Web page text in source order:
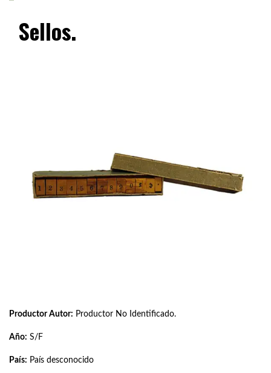
Sellos.
Productor Autor: Productor No Identificado.
Año: S/F
País: País desconocido